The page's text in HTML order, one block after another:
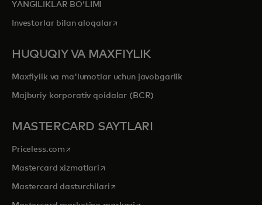
YANGILIKLAR BOʻLIMI
Investorlar bilan aloqalaropens in a new tab
HUQUQIY VA MAXFIYLIK
Maxfiylik va ma'lumotlar uchun javobgarlik
Majburiy korporativ qoidalar (BCR)
MASTERCARD SAYTLARI
Priceless.com opens in a new tab
Mastercard xizmatlari opens in a new tab
Mastercard dasturchilariopens in a new tab